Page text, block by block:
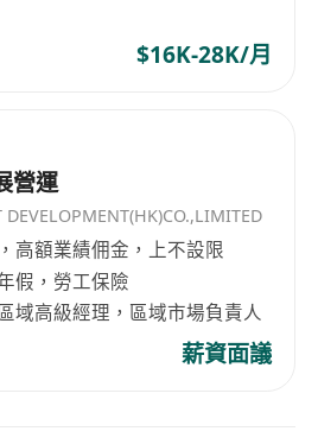
$16K-28K/月
營運
高額業績佣金，上不設限
假，勞工保險
域高級經理，區域市場負責人
薪資面議